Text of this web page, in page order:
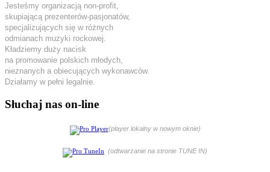
Jesteśmy organizacją non-profit,
skupiającą prezenterów-pasjonatów,
specjalizujących się w różnych
odmianach muzyki rockowej.
Kładziemy duży nacisk
na promowanie polskich młodych,
nieznanych a obiecujących wykonawców.
Działamy w pełni legalnie.
Słuchaj nas on-line
(player lokalny w nowym oknie)
(odtwarzanie na stronie TUNE IN)